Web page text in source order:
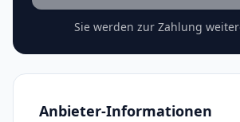
Sie werden zur Zahlung
Anbieter-Informationen